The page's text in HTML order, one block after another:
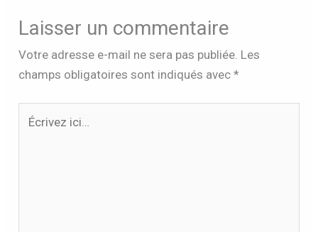
Laisser un commentaire
Votre adresse e-mail ne sera pas publiée. Les
champs obligatoires sont indiqués avec*